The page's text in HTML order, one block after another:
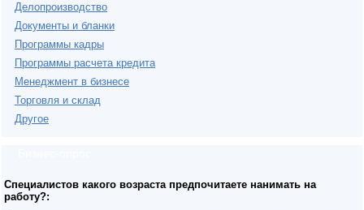
Делопроизводство
Документы и бланки
Программы кадры
Программы расчета кредита
Менеджмент в бизнесе
Торговля и склад
Другое
Специалистов какого возраста предпочитаете нанимать на
работу?: